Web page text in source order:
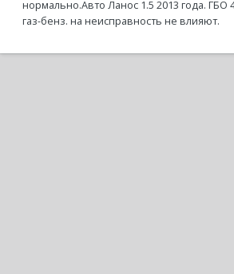
нормально.Авто Ланос 1.5 2013 года.
газ-бенз. на неисправность не влияют.